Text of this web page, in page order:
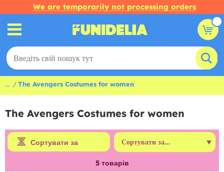
We are temporarily not processing orders
... The Avengers Costumes for women
The Avengers Costumes for women
Сортувати за
5товарів